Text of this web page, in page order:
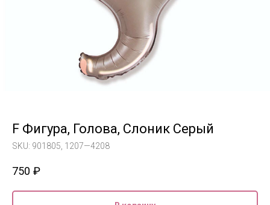
F Фигура, Голова, Слоник Серый
SKU: 901805, 1207—4208
750 ₽